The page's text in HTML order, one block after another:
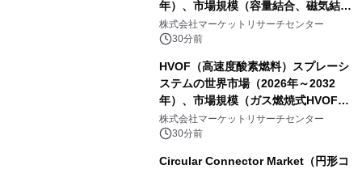
年）、市場規模（容量結合、磁気結
合、巨大磁気抵抗（GMR））・分析レ
ポートを発表
株式会社マーケットリサーチセンター
30分前
HVOF（高速度酸素燃料）スプレーシ
ステムの世界市場（2026年～2032
年）、市場規模（ガス燃焼式HVOFス
プレーシステム、液体燃料式HVOFス
プレーシステム、ハイブリッド燃料式
株式会社マーケットリサーチセンター
30分前
Circular Connector Market（円形コ